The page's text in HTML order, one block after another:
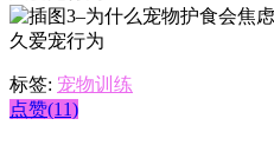
标签: 宠物训练
点赞(11)